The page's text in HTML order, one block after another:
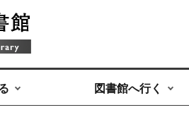
図書館へ行く